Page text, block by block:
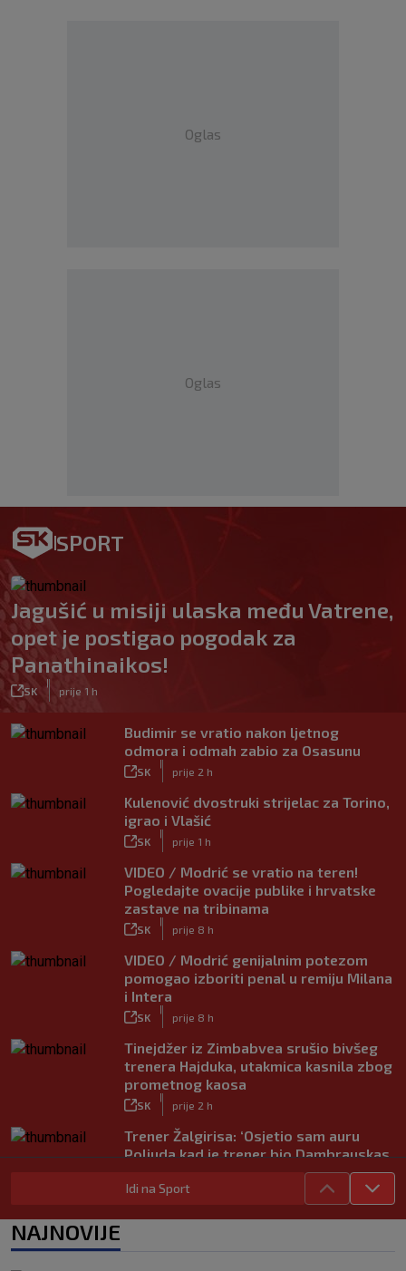
Oglas
Oglas
SPORT
Jagušić u misiji ulaska među Vatrene,
opet je postigao pogodak za
Panathinaikos!
SK prije 1 h
Budimir se vratio nakon ljetnog
odmora i odmah zabio za Osasunu
SK prije 2 h
Kulenović dvostruki strijelac za Torino,
igrao i Vlašić
SK prije 1 h
VIDEO / Modrić se vratio na teren!
Pogledajte ovacije publike i hrvatske
zastave na tribinama
SK prije 8 h
VIDEO / Modrić genijalnim potezom
pomogao izboriti penal u remiju Milana
i Intera
SK prije 8 h
Tinejdžer iz Zimbabvea srušio bivšeg
trenera Hajduka, utakmica kasnila zbog
prometnog kaosa
SK prije 2 h
Trener Žalgirisa: ‘Osjetio sam auru
Poljuda kad je trener bio Dambrauskas.
Hajduk danas igra nestabilno’
SK
|
prije 4 h
Vatreni u Cityju sve bolji: ‘Kovačić
Idi na Sport
NAJNOVIJE